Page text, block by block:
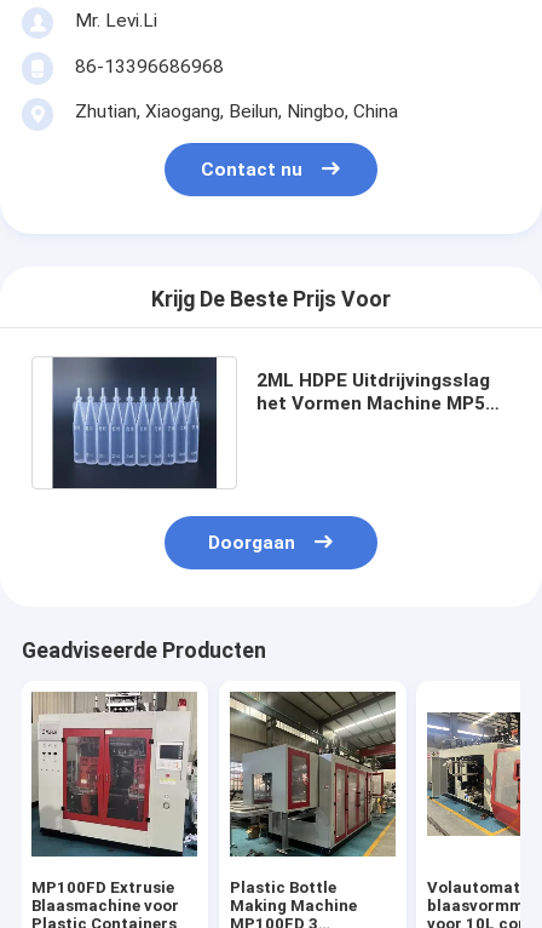
Mr. Levi.Li
86-13396686968
Zhutian, Xiaogang, Beilun, Ningbo, China
Contact nu
Krijg De Beste Prijs Voor
2ML HDPE Uitdrijvingsslag
het Vormen Machine MP55D
Doorgaan
Geadviseerde Producten
MP100FD Extrusie
Blaasmachine voor
Plastic Containers
Plastic Bottle
Making Machine
MP100FD 3
voor 10L